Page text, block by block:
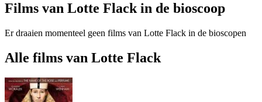
Films van Lotte Flack in de bioscoop
Er draaien momenteel geen films van Lotte Flack in de bioscopen
Alle films van Lotte Flack